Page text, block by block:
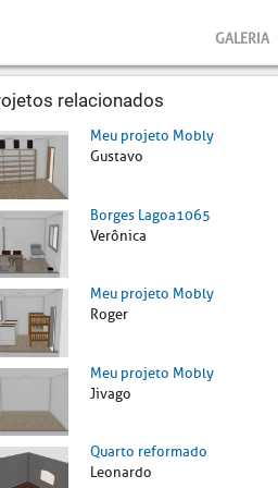
GALERIA
relacionados
Meu projeto Mobly
Gustavo
Borges Lagoa1065
Verônica
Meu projeto Mobly
Roger
Meu projeto Mobly
Jivago
Quarto reformado
Leonardo